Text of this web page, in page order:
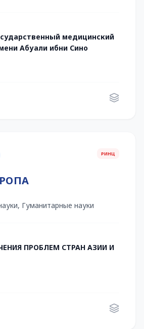
медицинский
Абуали ибни Сино
РИНЦ
Гуманитарные науки
ПРОБЛЕМ СТРАН АЗИИ И